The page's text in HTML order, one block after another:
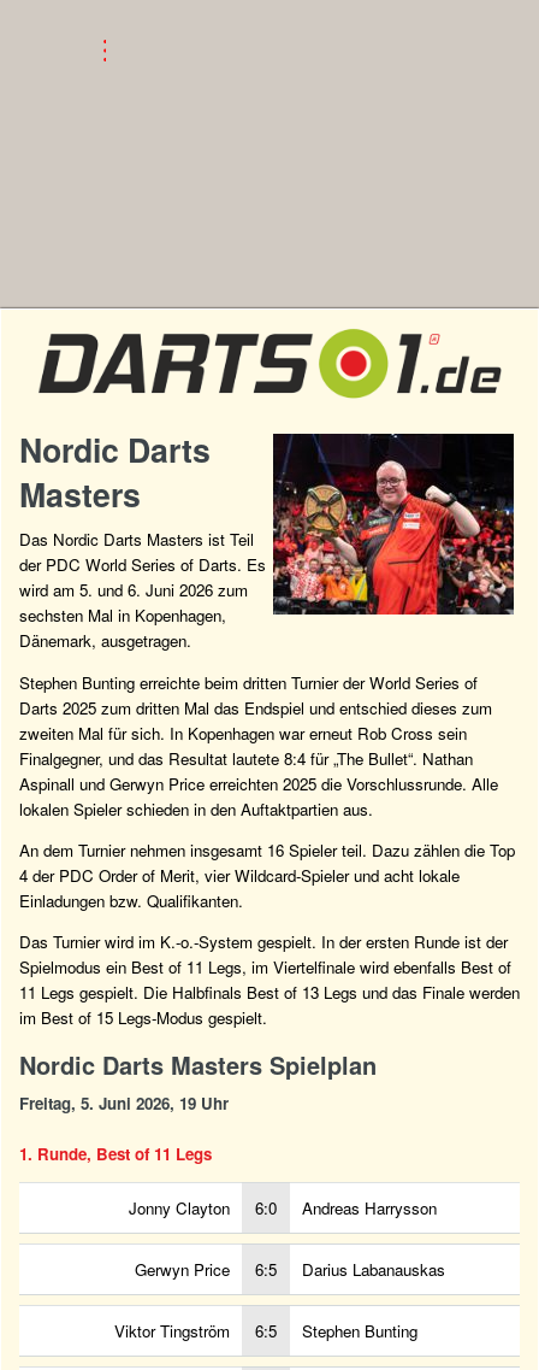
Nordic Darts
Masters
Das Nordic Darts Masters ist Teil
der PDC World Series of Darts. Es
wird am 5. und 6. Juni 2026 zum
sechsten Mal in Kopenhagen,
Dänemark, ausgetragen.
Stephen Bunting erreichte beim dritten Turnier der World Series of
Darts 2025 zum dritten Mal das Endspiel und entschied dieses zum
zweiten Mal für sich. In Kopenhagen war erneut Rob Cross sein
Finalgegner, und das Resultat lautete 8:4 für „The Bullet“. Nathan
Aspinall und Gerwyn Price erreichten 2025 die Vorschlussrunde. Alle
lokalen Spieler schieden in den Auftaktpartien aus.
An dem Turnier nehmen insgesamt 16 Spieler teil. Dazu zählen die Top
4 der PDC Order of Merit, vier Wildcard-Spieler und acht lokale
Einladungen bzw. Qualifikanten.
Das Turnier wird im K.-o.-System gespielt. In der ersten Runde ist der
Spielmodus ein Best of 11 Legs, im Viertelfinale wird ebenfalls Best of
11 Legs gespielt. Die Halbfinals Best of 13 Legs und das Finale werden
im Best of 15 Legs-Modus gespielt.
Nordic Darts Masters Spielplan
Freitag, 5. Juni 2026, 19 Uhr
1. Runde, Best of 11 Legs
Jonny Clayton 6:0 Andreas Harrysson
Gerwyn Price 6:5 Darius Labanauskas
Viktor Tingström 6:5 Stephen Bunting